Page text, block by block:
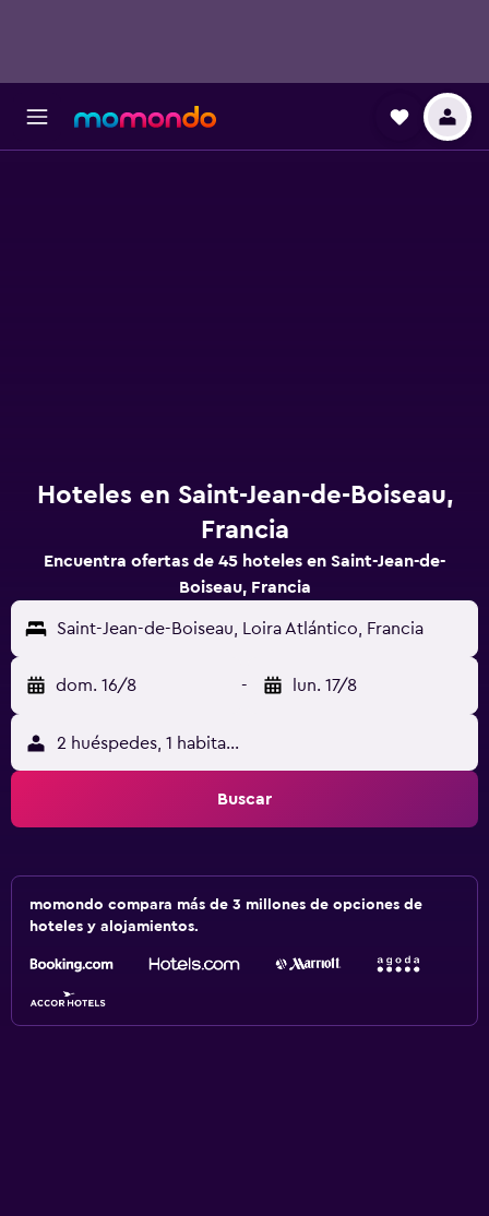
Hoteles en Saint-Jean-de-Boiseau,
Francia
Encuentra ofertas de 45 hoteles en Saint-Jean-de-
Boiseau, Francia
Saint-Jean-de-Boiseau, Loira Atlántico, Francia
dom. 16/8 - lun. 17/8
2 huéspedes, 1 habitación
Buscar
momondo compara más de 3 millones de opciones de
hoteles y alojamientos.